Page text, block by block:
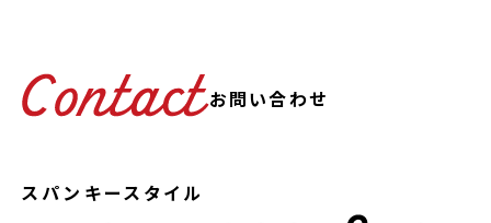
お問い合わせ
スパンキースタイル